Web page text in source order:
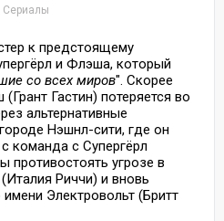
Сериалы
к предстоящему
и Флэша, который
со всех миров". Скорее
Гастин) потеряется во
альтернативные
Нэшнл-сити, где он
команда с Супергёрл
противостоять угрозе в
Риччи) и вновь
Электровольт (Бритт